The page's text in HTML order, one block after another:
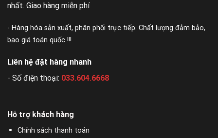
nhất. Giao hàng miễn phí
- Hàng hóa sản xuất, phân phối trực tiếp. Chất lượng đảm bảo,
bao giá toán quốc !!!
Liên hệ đặt hàng nhanh
- Số điện thoại: 033.604.6668
Hỗ trợ khách hàng
Chính sách thanh toán